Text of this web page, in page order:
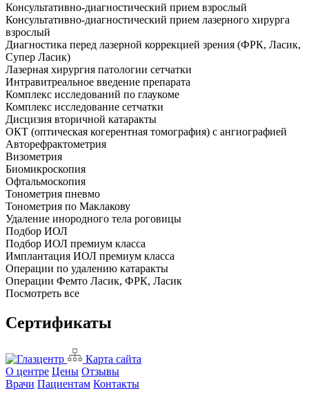
Консультативно-диагностический прием взрослый
Консультативно-диагностический прием лазерного хирурга
взрослый
Диагностика перед лазерной коррекцией зрения (ФРК, Ласик,
Супер Ласик)
Лазерная хирургия патологии сетчатки
Интравитреальное введение препарата
Комплекс исследований по глаукоме
Комплекс исследование сетчатки
Дисцизия вторичной катаракты
ОКТ (оптическая когерентная томография) с ангиографией
Авторефрактометрия
Визометрия
Биомикроскопия
Офтальмоскопия
Тонометрия пневмо
Тонометрия по Маклакову
Удаление инородного тела роговицы
Подбор ИОЛ
Подбор ИОЛ премиум класса
Имплантация ИОЛ премиум класса
Операции по удалению катаракты
Операции Фемто Ласик, ФРК, Ласик
Посмотреть все
Сертификаты
Карта сайта
О центре Цены Отзывы
Врачи Пациентам Контакты